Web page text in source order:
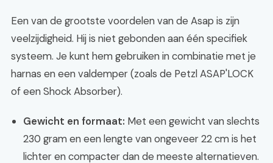
Een van de grootste voordelen van de Asap is zijn
veelzijdigheid. Hij is niet gebonden aan één specifiek
systeem. Je kunt hem gebruiken in combinatie met je
harnas en een valdemper (zoals de Petzl ASAP'LOCK
of een Shock Absorber).
Gewicht en formaat: Met een gewicht van slechts
230 gram en een lengte van ongeveer 22 cm is het
lichter en compacter dan de meeste alternatieven.